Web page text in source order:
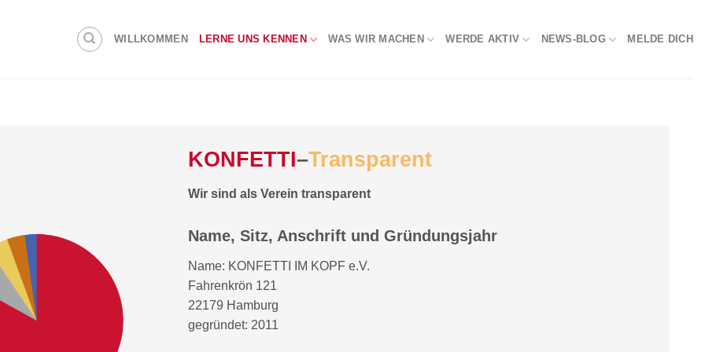
WILLKOMMEN LERNE UNS KENNEN WAS WIR MACHEN WERDE AKTIV NEWS-BLOG MELDE DICH
KONFETTI–Transparent
Wir sind als Verein transparent
Name, Sitz, Anschrift und Gründungsjahr
Name: KONFETTI IM KOPF e.V.
Fahrenkrön 121
22179 Hamburg
gegründet: 2011